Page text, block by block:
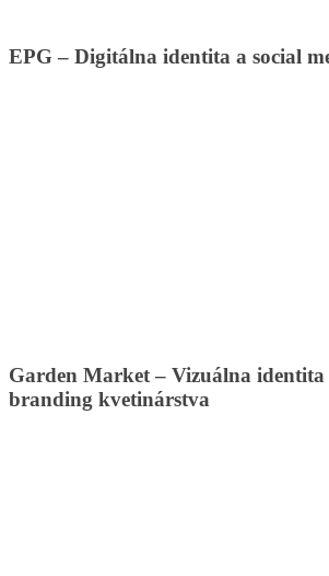
EPG – Digitálna identita a social
Garden Market – Vizuálna
branding kvetinárstva